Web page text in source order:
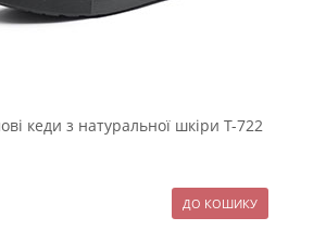
кеди з натуральної шкіри Т-722